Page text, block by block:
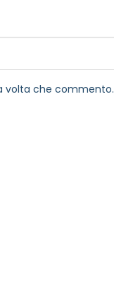
volta che commento.